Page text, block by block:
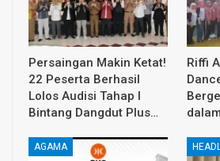
Persaingan Makin Ketat!
22 Peserta Berhasil
Lolos Audisi Tahap I
Bintang Dangdut Plus…
Riffi
AGAMA